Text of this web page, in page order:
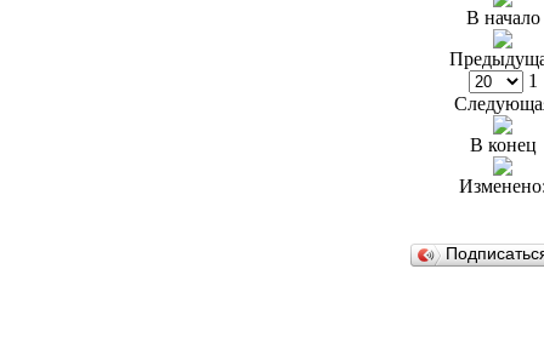
В начало
1
В конец